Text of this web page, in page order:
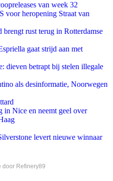
van week 32
voor heropening Straat van
rust terug in Rotterdamse
gaat strijd aan met
dieven betrapt bij stelen illegale
als desinformatie, Noorwegen
in Nice en neemt geel over
levert nieuwe winnaar
door Refinery89